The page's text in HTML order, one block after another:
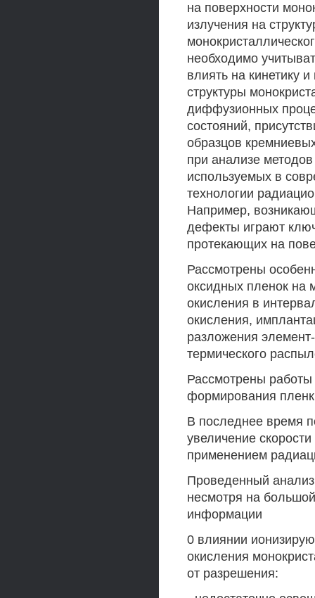
на поверхности
излучения на
необходимо
влиять на кинетику
структуры
диффузионных
состояний,
образцов
при анализе
используемых в
технологии
Например,
дефекты играют
протекающих на
Рассмотрены
оксидных пленок на
окисления в
окисления,
разложения
термического
Рассмотрены
формирования
В последнее время
увеличение
применением
Проведенный анализ
несмотря на
информации
0 влиянии
окисления
от разрешения: